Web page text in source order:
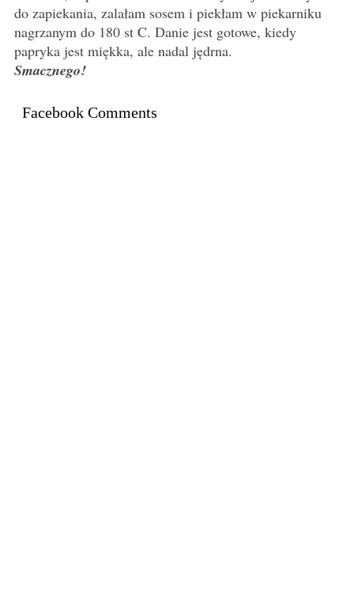
do zapiekania, zalałam sosem i piekłam w piekarniku
nagrzanym do 180 st C. Danie jest gotowe, kiedy
papryka jest miękka, ale nadal jędrna.
Smacznego!
Facebook Comments